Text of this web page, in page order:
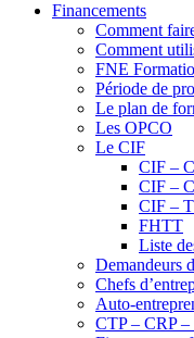
Financements
Comment
Comment
FNE
Période de
Le plan de
Les OPCO
Le CIF
CIF –
CIF –
CIF –
FHTT
Liste
Demandeurs
Chefs
Auto-
CTP – CRP –